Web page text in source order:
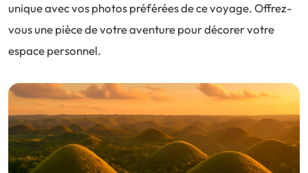
unique avec vos photos préférées de ce voyage. Offrez-
vous une pièce de votre aventure pour décorer votre
espace personnel.